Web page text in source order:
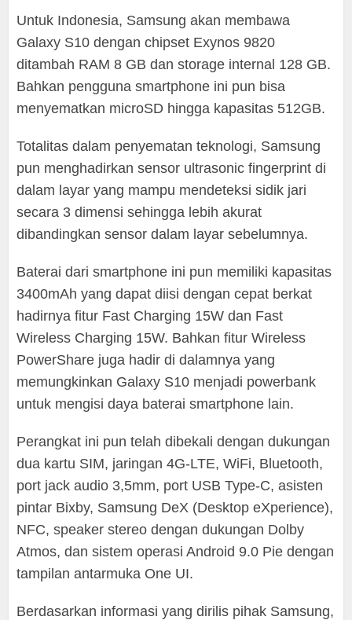
Untuk Indonesia, Samsung akan membawa
Galaxy S10 dengan chipset Exynos 9820
ditambah RAM 8 GB dan storage internal 128 GB.
Bahkan pengguna smartphone ini pun bisa
menyematkan microSD hingga kapasitas 512GB.
Totalitas dalam penyematan teknologi, Samsung
pun menghadirkan sensor ultrasonic fingerprint di
dalam layar yang mampu mendeteksi sidik jari
secara 3 dimensi sehingga lebih akurat
dibandingkan sensor dalam layar sebelumnya.
Baterai dari smartphone ini pun memiliki kapasitas
3400mAh yang dapat diisi dengan cepat berkat
hadirnya fitur Fast Charging 15W dan Fast
Wireless Charging 15W. Bahkan fitur Wireless
PowerShare juga hadir di dalamnya yang
memungkinkan Galaxy S10 menjadi powerbank
untuk mengisi daya baterai smartphone lain.
Perangkat ini pun telah dibekali dengan dukungan
dua kartu SIM, jaringan 4G-LTE, WiFi, Bluetooth,
port jack audio 3,5mm, port USB Type-C, asisten
pintar Bixby, Samsung DeX (Desktop eXperience),
NFC, speaker stereo dengan dukungan Dolby
Atmos, dan sistem operasi Android 9.0 Pie dengan
tampilan antarmuka One UI.
Berdasarkan informasi yang dirilis pihak Samsung,